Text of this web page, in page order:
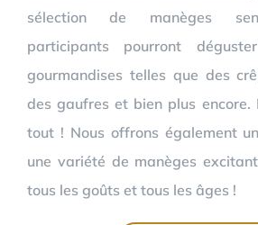
sélection de manèges
participants pourront
gourmandises telles que des
des gaufres et bien plus encore.
tout ! Nous offrons également
une variété de manèges
tous les goûts et tous les âges !